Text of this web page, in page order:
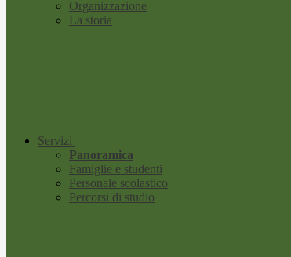
Organizzazione
La storia
Servizi
Panoramica
Famiglie e studenti
Personale scolastico
Percorsi di studio